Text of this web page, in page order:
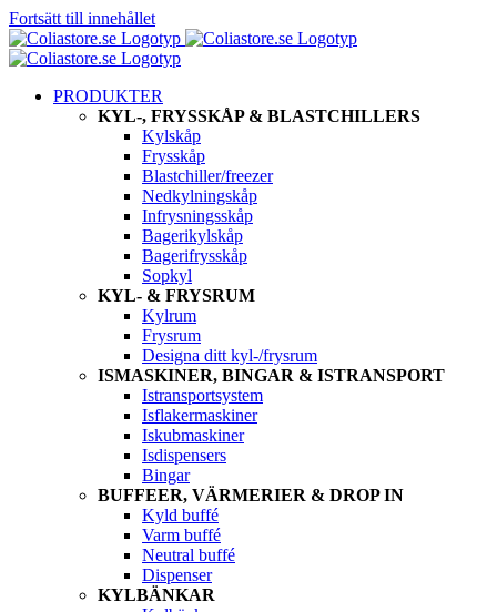
Fortsätt till innehållet
PRODUKTER
KYL-, FRYSSKÅP & BLASTCHILLERS
Kylskåp
Frysskåp
Blastchiller/freezer
Nedkylningskåp
Infrysningsskåp
Bagerikylskåp
Bagerifrysskåp
Sopkyl
KYL- & FRYSRUM
Kylrum
Frysrum
Designa ditt kyl-/frysrum
ISMASKINER, BINGAR & ISTRANSPORT
Istransportsystem
Isflakermaskiner
Iskubmaskiner
Isdispensers
Bingar
BUFFEER, VÄRMERIER & DROP IN
Kyld buffé
Varm buffé
Neutral buffé
Dispenser
KYLBÄNKAR